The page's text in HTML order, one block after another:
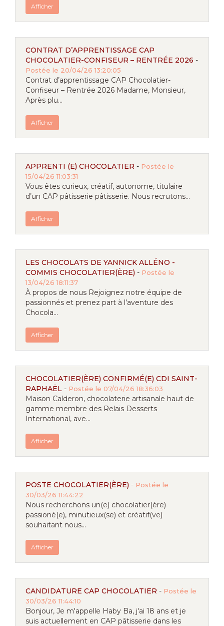
Afficher
CONTRAT D’APPRENTISSAGE CAP
CHOCOLATIER-CONFISEUR – RENTRÉE 2026 -
Postée le 20/04/26 13:20:05
Contrat d’apprentissage CAP Chocolatier-
Confiseur – Rentrée 2026 Madame, Monsieur,
Après plu...
Afficher
APPRENTI (E) CHOCOLATIER - Postée le
15/04/26 11:03:31
Vous êtes curieux, créatif, autonome, titulaire
d’un CAP pâtisserie pâtisserie. Nous recrutons...
Afficher
LES CHOCOLATS DE YANNICK ALLÉNO -
COMMIS CHOCOLATIER(ÈRE) - Postée le
13/04/26 18:11:37
À propos de nous Rejoignez notre équipe de
passionnés et prenez part à l’aventure des
Chocola...
Afficher
CHOCOLATIER(ÈRE) CONFIRMÉ(E) CDI SAINT-
RAPHAËL - Postée le 07/04/26 18:36:03
Maison Calderon, chocolaterie artisanale haut de
gamme membre des Relais Desserts
International, ave...
Afficher
POSTE CHOCOLATIER(ÈRE) - Postée le
30/03/26 11:44:22
Nous recherchons un(e) chocolatier(ère)
passioné(e), minutieux(se) et créatif(ve)
souhaitant nous...
Afficher
CANDIDATURE CAP CHOCOLATIER - Postée le
30/03/26 11:44:10
Bonjour, Je m'appelle Haby Ba, j'ai 18 ans et je
suis actuellement en CAP pâtisserie dans les